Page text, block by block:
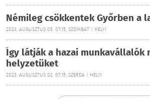
Némileg csökkentek Győrben a
2023. AUGUSZTUS 05. 07:15, SZOMBAT | HELYI
Így látják a hazai munkavállalók
helyzetüket
2023. AUGUSZTUS 02. 07:15, SZERDA | HELYI